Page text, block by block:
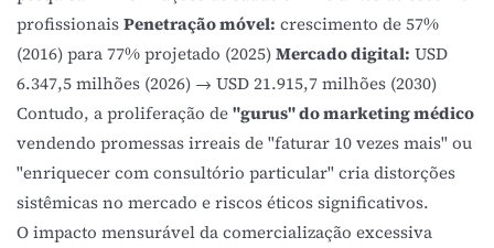
profissionaisPenetração móvel: crescimento de 57%
(2016) para 77% projetado (2025)Mercado digital: USD
6.347,5 milhões (2026) → USD 21.915,7 milhões (2030)
Contudo, a proliferação de"gurus" do marketing médico
vendendo promessas irreais de "faturar 10 vezes mais" ou
"enriquecer com consultório particular" cria distorções
sistêmicas no mercado e riscos éticos significativos.
O impacto mensurável da comercialização excessiva